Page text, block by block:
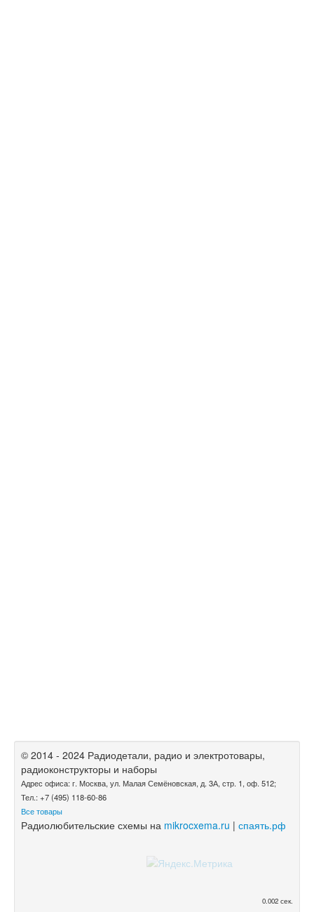
© 2014 - 2024 Радиодетали, радио и электротовары,
радиоконструкторы и наборы
Адрес офиса: г. Москва, ул. Малая Семёновская, д. 3А, стр. 1, оф. 512;
Тел.: +7 (495) 118-60-86
Все товары
Радиолюбительские схемы на mikrocxema.ru | спаять.рф
0.002 сек.